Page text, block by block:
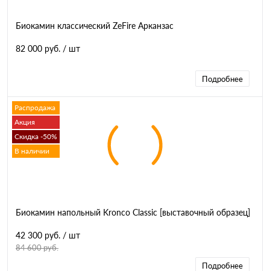
Биокамин классический ZeFire Арканзас
82 000 руб. / шт
Подробнее
Распродажа
Акция
Скидка -50%
В наличии
Биокамин напольный Kronco Classic [выставочный образец]
42 300 руб. / шт
84 600 руб.
Подробнее